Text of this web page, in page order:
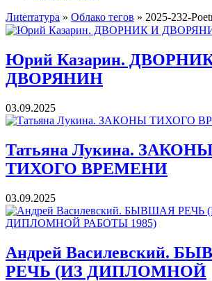
Лиterraтура » Облако тегов » 2025-232-
Юрий Казарин.
ДВОРЯНИН
03.09.2025
Татьяна Лукина.
ТИХОГО ВРЕМЕНИ
03.09.2025
Андрей Василевский.
РЕЧЬ (ИЗ ДИПЛОМНОЙ